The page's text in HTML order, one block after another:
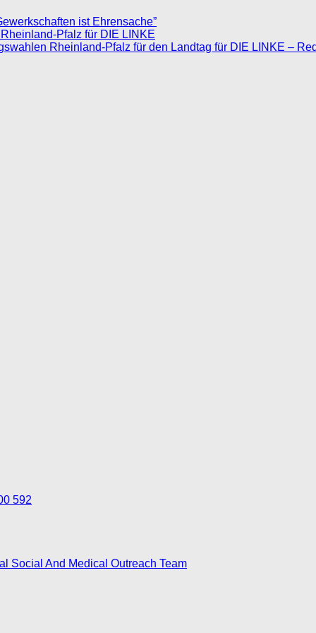
ist Ehrensache”
Pfalz für DIE LINKE
Rheinland-Pfalz für den Landtag für DIE LINKE –
592
Social And Medical Outreach Team